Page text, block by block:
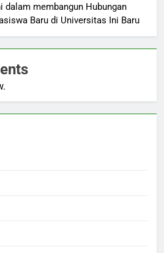
dalam membangun Hubungan
Baru di Universitas Ini Baru